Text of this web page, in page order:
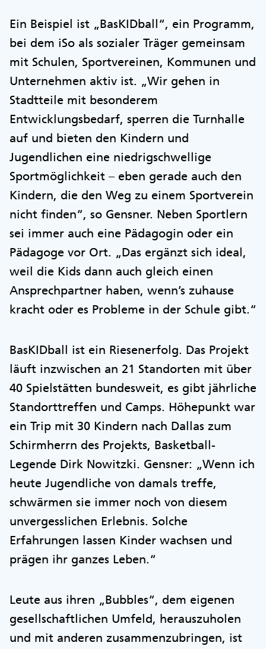
Ein Beispiel ist „BasKIDball“, ein Programm,
bei dem iSo als sozialer Träger gemeinsam
mit Schulen, Sportvereinen, Kommunen und
Unternehmen aktiv ist. „Wir gehen in
Stadtteile mit besonderem
Entwicklungsbedarf, sperren die Turnhalle
auf und bieten den Kindern und
Jugendlichen eine niedrigschwellige
Sportmöglichkeit – eben gerade auch den
Kindern, die den Weg zu einem Sportverein
nicht finden“, so Gensner. Neben Sportlern
sei immer auch eine Pädagogin oder ein
Pädagoge vor Ort. „Das ergänzt sich ideal,
weil die Kids dann auch gleich einen
Ansprechpartner haben, wenn’s zuhause
kracht oder es Probleme in der Schule gibt.“
BasKIDball ist ein Riesenerfolg. Das Projekt
läuft inzwischen an 21 Standorten mit über
40 Spielstätten bundesweit, es gibt jährliche
Standorttreffen und Camps. Höhepunkt war
ein Trip mit 30 Kindern nach Dallas zum
Schirmherrn des Projekts, Basketball-
Legende Dirk Nowitzki. Gensner: „Wenn ich
heute Jugendliche von damals treffe,
schwärmen sie immer noch von diesem
unvergesslichen Erlebnis. Solche
Erfahrungen lassen Kinder wachsen und
prägen ihr ganzes Leben.“
Leute aus ihren „Bubbles“, dem eigenen
gesellschaftlichen Umfeld, herauszuholen
und mit anderen zusammenzubringen, ist